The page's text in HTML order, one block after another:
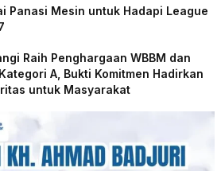
Panasi Mesin untuk Hadapi League
Raih Penghargaan WBBM dan
A, Bukti Komitmen Hadirkan
untuk Masyarakat